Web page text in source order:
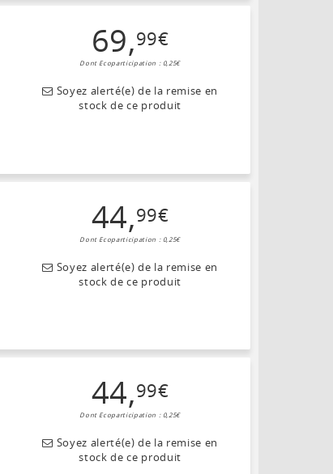
69,99€
Dont Ecoparticipation : 0,25€
Soyez alerté(e) de la remise en
stock de ce produit
44,99€
Dont Ecoparticipation : 0,25€
Soyez alerté(e) de la remise en
stock de ce produit
44,99€
Dont Ecoparticipation : 0,25€
Soyez alerté(e) de la remise en
stock de ce produit